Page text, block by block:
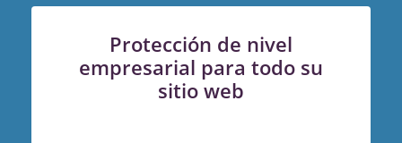
Protección de nivel
empresarial para todo su
sitio web